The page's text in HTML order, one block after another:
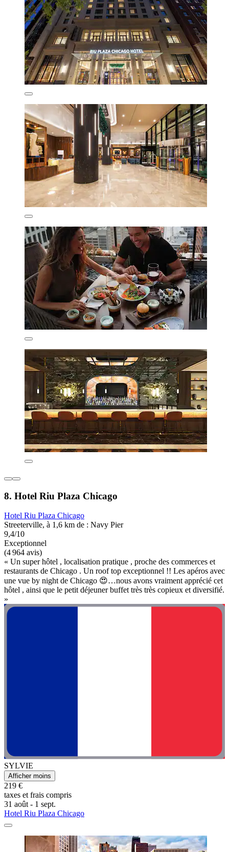
8. Hotel Riu Plaza Chicago
Hotel Riu Plaza Chicago
Streeterville, à 1,6 km de : Navy Pier
9,4/10
Exceptionnel
(4 964 avis)
« Un super hôtel , localisation pratique , proche des commerces et
restaurants de Chicago . Un roof top exceptionnel !! Les apéros avec
une vue by night de Chicago 😍…nous avons vraiment apprécié cet
hôtel , ainsi que le petit déjeuner buffet très très copieux et diversifié.
»
SYLVIE
Afficher moins
219 €
taxes et frais compris
31 août - 1 sept.
Hotel Riu Plaza Chicago